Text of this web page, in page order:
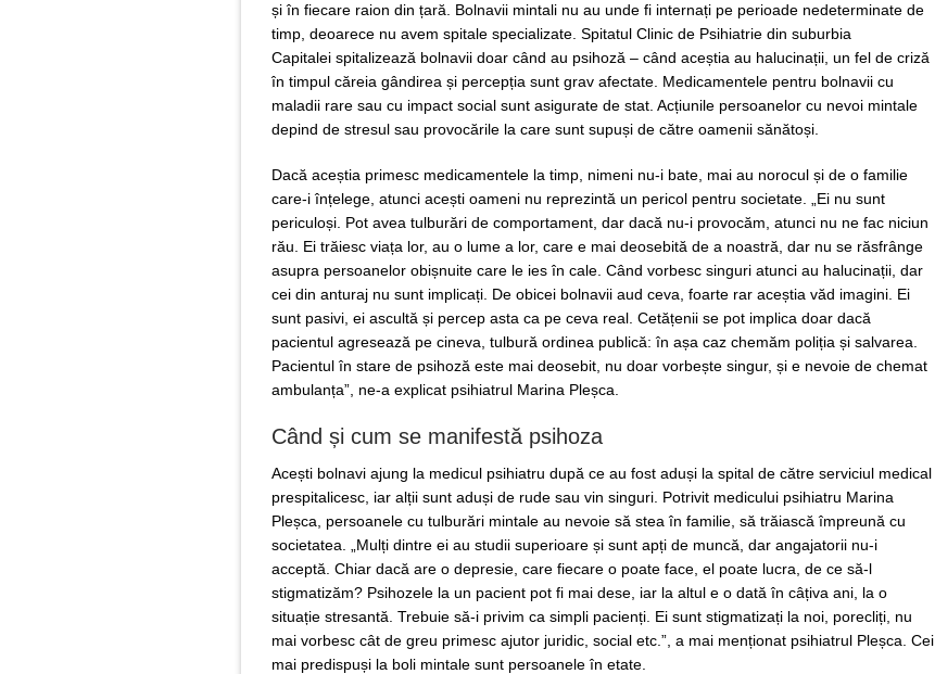
și în fiecare raion din țară. Bolnavii mintali nu au unde fi internați pe perioade nedeterminate de
timp, deoarece nu avem spitale specializate. Spitatul Clinic de Psihiatrie din suburbia
Capitalei spitalizează bolnavii doar când au psihoză – când aceștia au halucinații, un fel de criză
în timpul căreia gândirea și percepția sunt grav afectate. Medicamentele pentru bolnavii cu
maladii rare sau cu impact social sunt asigurate de stat. Acțiunile persoanelor cu nevoi mintale
depind de stresul sau provocările la care sunt supuși de către oamenii sănătoși.
Dacă aceștia primesc medicamentele la timp, nimeni nu-i bate, mai au norocul și de o familie
care-i înțelege, atunci acești oameni nu reprezintă un pericol pentru societate. „Ei nu sunt
periculoși. Pot avea tulburări de comportament, dar dacă nu-i provocăm, atunci nu ne fac niciun
rău. Ei trăiesc viața lor, au o lume a lor, care e mai deosebită de a noastră, dar nu se răsfrânge
asupra persoanelor obișnuite care le ies în cale. Când vorbesc singuri atunci au halucinații, dar
cei din anturaj nu sunt implicați. De obicei bolnavii aud ceva, foarte rar aceștia văd imagini. Ei
sunt pasivi, ei ascultă și percep asta ca pe ceva real. Cetățenii se pot implica doar dacă
pacientul agresează pe cineva, tulbură ordinea publică: în așa caz chemăm poliția și salvarea.
Pacientul în stare de psihoză este mai deosebit, nu doar vorbește singur, și e nevoie de chemat
ambulanța”, ne-a explicat psihiatrul Marina Pleșca.
Când și cum se manifestă psihoza
Acești bolnavi ajung la medicul psihiatru după ce au fost aduși la spital de către serviciul medical
prespitalicesc, iar alții sunt aduși de rude sau vin singuri. Potrivit medicului psihiatru Marina
Pleșca, persoanele cu tulburări mintale au nevoie să stea în familie, să trăiască împreună cu
societatea. „Mulți dintre ei au studii superioare și sunt apți de muncă, dar angajatorii nu-i
acceptă. Chiar dacă are o depresie, care fiecare o poate face, el poate lucra, de ce să-l
stigmatizăm? Psihozele la un pacient pot fi mai dese, iar la altul e o dată în câțiva ani, la o
situație stresantă. Trebuie să-i privim ca simpli pacienți. Ei sunt stigmatizați la noi, porecliți, nu
mai vorbesc cât de greu primesc ajutor juridic, social etc.”, a mai menționat psihiatrul Pleșca. Cei
mai predispuși la boli mintale sunt persoanele în etate.